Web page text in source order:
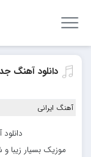
دانلود آهنگ
آهنگ ایرانی
موزیک بسیار زیبا